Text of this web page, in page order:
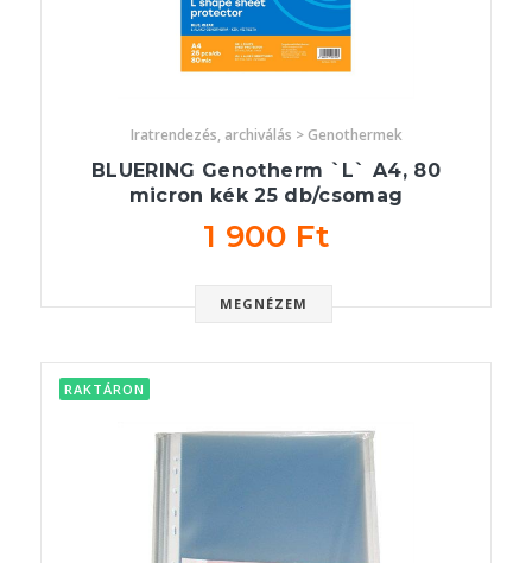
Iratrendezés, archiválás > Genothermek
BLUERING Genotherm `L` A4, 80
micron kék 25 db/csomag
1 900 Ft
MEGNÉZEM
RAKTÁRON